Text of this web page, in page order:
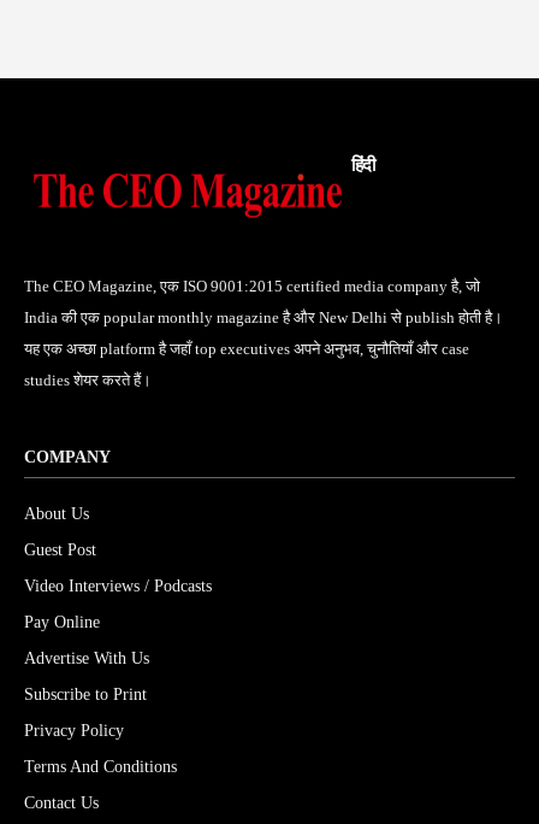
हिंदी
The CEO Magazine, एक ISO 9001:2015 certified media company है, जो
India की एक popular monthly magazine है और New Delhi से publish होती है।
यह एक अच्छा platform है जहाँ top executives अपने अनुभव, चुनौतियाँ और case
studies शेयर करते हैं।
COMPANY
About Us
Guest Post
Video Interviews / Podcasts
Pay Online
Advertise With Us
Subscribe to Print
Privacy Policy
Terms And Conditions
Contact Us